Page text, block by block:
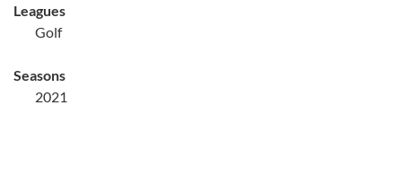
Leagues
Golf
Seasons
2021